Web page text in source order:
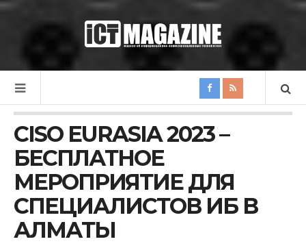
CISO EURASIA 2023 –
БЕСПЛАТНОЕ
МЕРОПРИЯТИЕ ДЛЯ
СПЕЦИАЛИСТОВ ИБ В
АЛМАТЫ